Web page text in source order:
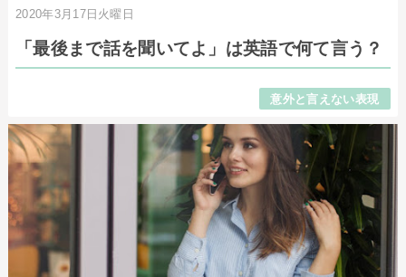
2020年3月17日火曜日
「最後まで話を聞いてよ」は英語で何て言う？
意外と言えない表現